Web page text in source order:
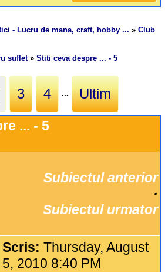
- Lucru de mana, craft, hobby ... »Club
suflet»Stiti ceva despre ... - 5
3 4 ... Ultim
... - 5
Subiectul anterior
Subiectul urmator
Scris:Thursday, August
5, 2010 8:40 PM